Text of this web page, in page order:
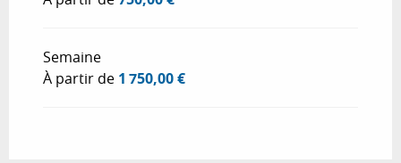
Du6 juin 2026au 4 juillet 2026
Du5 juillet 2026
Semaine
À partir de 1 750,00 €